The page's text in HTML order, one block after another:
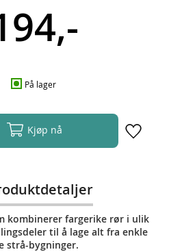
På lager
Kjøp nå
kombinerer fargerike rør i ulik
til å lage alt fra enkle
strå-bygninger.